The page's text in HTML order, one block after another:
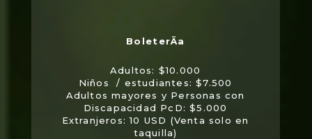
Adultos: $10.000
Niños / estudiantes: $7.500
Adultos mayores y Personas con
Discapacidad PcD: $5.000
Extranjeros: 10 USD (Venta solo en
taquilla)